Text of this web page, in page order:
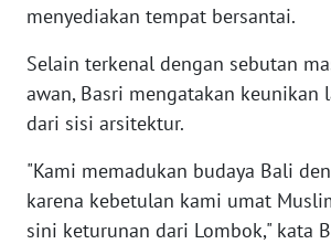
menyediakan tempat bersantai.
Selain terkenal dengan sebutan
awan, Basri mengatakan keunikan
dari sisi arsitektur.
"Kami memadukan budaya Bali
karena kebetulan kami umat
sini keturunan dari Lombok," kata
WN
SULTRA
NTB